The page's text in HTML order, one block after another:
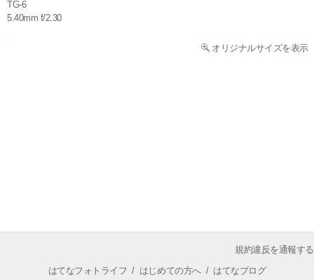
TG-6
5.40mm f/2.30
オリジナルサイズを表示
規約違反を通報する
はてなフォトライフ / はじめての方へ/ はてなブログ